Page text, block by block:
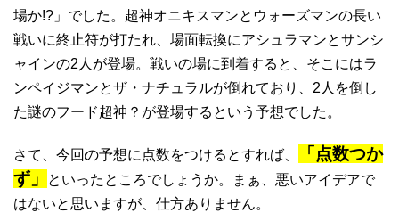
場か!?」でした。超神オニキスマンとウォーズマンの長い
戦いに終止符が打たれ、場面転換にアシュラマンとサンシ
ャインの2人が登場。戦いの場に到着すると、そこにはラ
ンペイジマンとザ・ナチュラルが倒れており、2人を倒し
た謎のフード超神？が登場するという予想でした。
さて、今回の予想に点数をつけるとすれば、
「点数つか
ず」
といったところでしょうか。まぁ、悪いアイデアで
はないと思いますが、仕方ありません。